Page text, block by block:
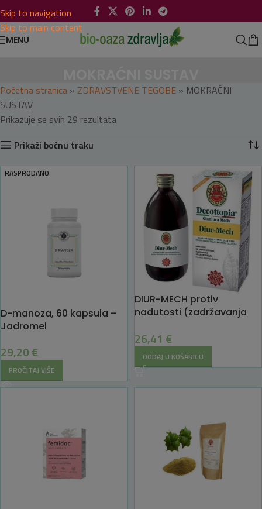
Skip to navigation
Skip to main content
MENU
Početna stranica » ZDRAVSTVENE TEGOBE » MOKRAĆNI
SUSTAV
Prikazuje se svih 29 rezultata
Prikaži bočnu traku
RASPRODANO
D-manoza, 60 kapsula –
Jadromel
29,20 €
PROČITAJ VIŠE
DIUR-MECH protiv
nadutosti (zadržavanja
26,41 €
DODAJ U KOŠARICU